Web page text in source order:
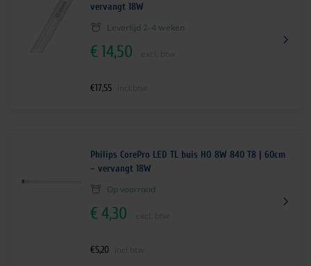
vervangt 18W
Levertijd 2-4 weken
€14,50
€17,55
Philips CorePro LED TL buis HO 8W 840 T8 | 60cm
– vervangt 18W
Op voorraad
€ 4,30
€5,20